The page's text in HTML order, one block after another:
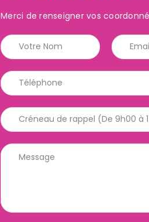
Merci de renseigner vos